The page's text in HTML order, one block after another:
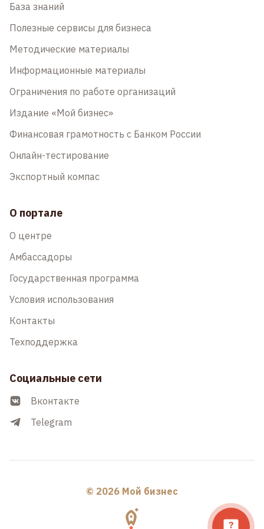
База знаний
Полезные сервисы для бизнеса
Методические материалы
Информационные материалы
Ограничения по работе организаций
Издание «Мой бизнес»
Финансовая грамотность с Банком России
Онлайн-тестирование
Экспортный компас
О портале
О центре
Амбассадоры
Государственная программа
Условия использования
Контакты
Техподдержка
Социальные сети
Вконтакте
Telegram
© 2026 Мой бизнес